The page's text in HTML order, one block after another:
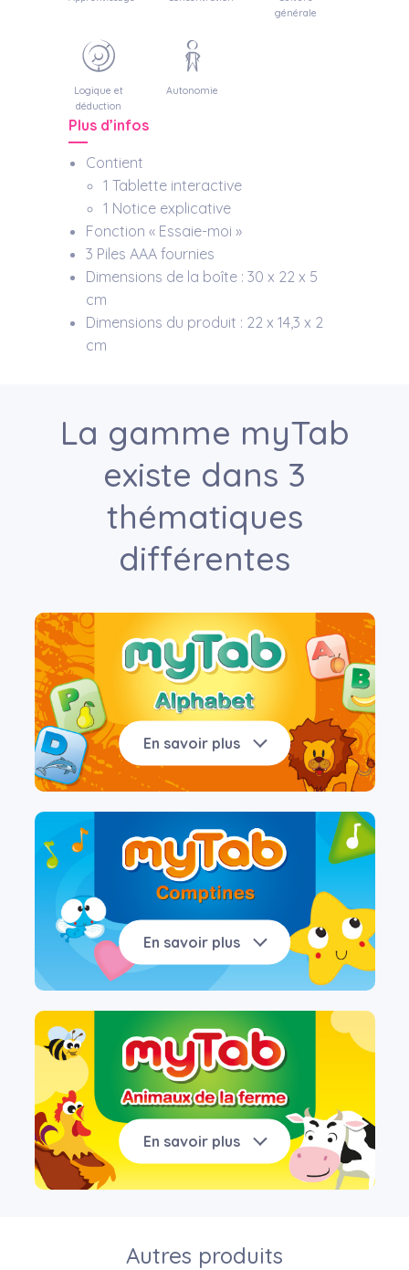
générale
Logique et
déduction
Autonomie
Plus d’infos
Contient
1 Tablette interactive
1 Notice explicative
Fonction « Essaie-moi »
3 Piles AAA fournies
Dimensions de la boîte : 30 x 22 x 5
cm
Dimensions du produit : 22 x 14,3 x 2
cm
La gamme myTab
existe dans 3
thématiques
différentes
En savoir plus
En savoir plus
En savoir plus
Autres produits